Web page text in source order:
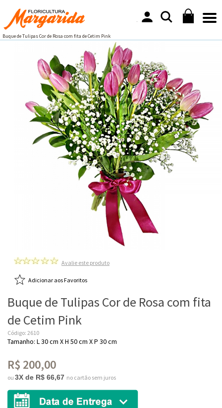
Buque de Tulipas Cor de Rosa com fita de Cetim Pink
Avalie este produto
Adicionar aos Favoritos
Buque de Tulipas Cor de Rosa com fita
de Cetim Pink
Código: 2610
Tamanho: L 30 cm X H 50 cm X P 30 cm
R$ 200,00
ou 3X de R$ 66,67 no cartão sem juros